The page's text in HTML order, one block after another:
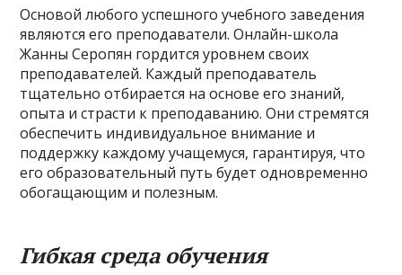
Основой любого успешного учебного заведения
являются его преподаватели. Онлайн-школа
Жанны Серопян гордится уровнем своих
преподавателей. Каждый преподаватель
тщательно отбирается на основе его знаний,
опыта и страсти к преподаванию. Они стремятся
обеспечить индивидуальное внимание и
поддержку каждому учащемуся, гарантируя, что
его образовательный путь будет одновременно
обогащающим и полезным.
Гибкая среда обучения